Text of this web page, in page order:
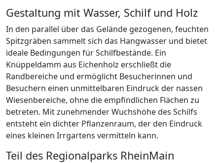
Gestaltung mit Wasser, Schilf und Holz
In den parallel über das Gelände gezogenen, feuchten
Spitzgräben sammelt sich das Hangwasser und bietet
ideale Bedingungen für Schilfbestände. Ein
Knüppeldamm aus Eichenholz erschließt die
Randbereiche und ermöglicht Besucherinnen und
Besuchern einen unmittelbaren Eindruck der nassen
Wiesenbereiche, ohne die empfindlichen Flächen zu
betreten. Mit zunehmender Wuchshöhe des Schilfs
entsteht ein dichter Pflanzenraum, der den Eindruck
eines kleinen Irrgartens vermitteln kann.
Teil des Regionalparks RheinMain